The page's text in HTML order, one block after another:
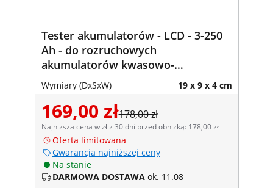
Tester akumulatorów - LCD - 3-250
Ah - do rozruchowych
akumulatorów kwasowo-
ołowiowych
Wymiary (DxSxW) 19 x 9 x 4 cm
169,00 zł178,00 zł
Najniższa cena w zł z 30 dni przed obniżką: 178,00 zł
Oferta limitowana
Gwarancja najniższej ceny
Na stanie
DARMOWA DOSTAWA ok. 11.08